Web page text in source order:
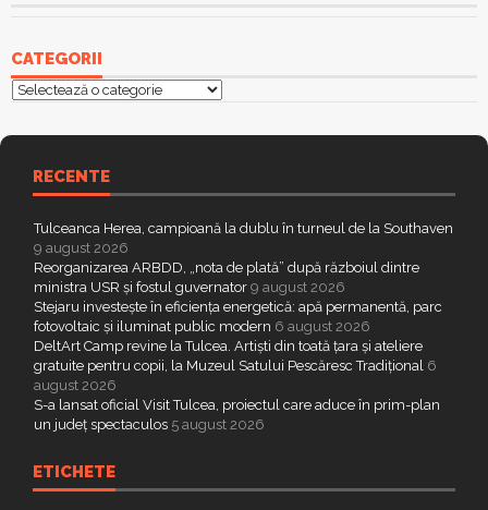
CATEGORII
Categorii
RECENTE
Tulceanca Herea, campioană la dublu în turneul de la Southaven
9 august 2026
Reorganizarea ARBDD, „nota de plată” după războiul dintre
ministra USR și fostul guvernator 9 august 2026
Stejaru investește în eficiența energetică: apă permanentă, parc
fotovoltaic și iluminat public modern 6 august 2026
DeltArt Camp revine la Tulcea. Artiști din toată țara și ateliere
gratuite pentru copii, la Muzeul Satului Pescăresc Tradițional 6
august 2026
S-a lansat oficial Visit Tulcea, proiectul care aduce în prim-plan
un județ spectaculos 5 august 2026
ETICHETE